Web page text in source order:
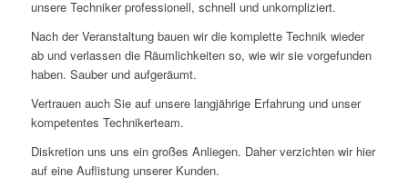
unsere Techniker professionell, schnell und unkompliziert.
Nach der Veranstaltung bauen wir die komplette Technik wieder
ab und verlassen die Räumlichkeiten so, wie wir sie vorgefunden
haben. Sauber und aufgeräumt.
Vertrauen auch Sie auf unsere langjährige Erfahrung und unser
kompetentes Technikerteam.
Diskretion uns uns ein großes Anliegen. Daher verzichten wir hier
auf eine Auflistung unserer Kunden.